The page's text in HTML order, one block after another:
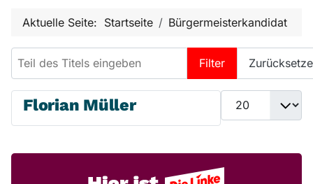
Aktuelle Seite: Startseite Bürgermeisterkandidat
Filter
Anzeige #
Florian Müller